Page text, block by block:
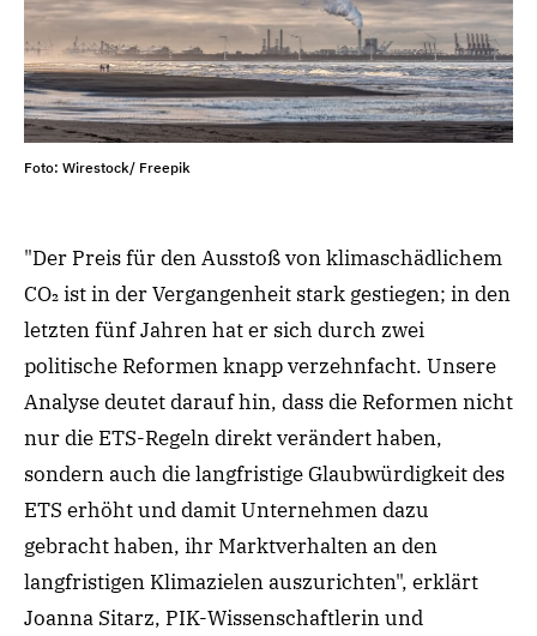
Foto: Wirestock/ Freepik
"Der Preis für den Ausstoß von klimaschädlichem
CO₂ ist in der Vergangenheit stark gestiegen; in den
letzten fünf Jahren hat er sich durch zwei
politische Reformenknappverzehnfacht. Unsere
Analyse deutet darauf hin, dass die Reformen nicht
nur die ETS-Regeln direkt verändert haben,
sondern auch die langfristige Glaubwürdigkeit des
ETS erhöht und damit Unternehmen dazu
gebracht haben, ihr Marktverhalten an den
langfristigen Klimazielen auszurichten", erklärt
Joanna Sitarz, PIK-Wissenschaftlerin und